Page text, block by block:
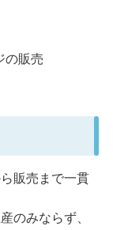
の販売
販売まで一貫
のみならず、